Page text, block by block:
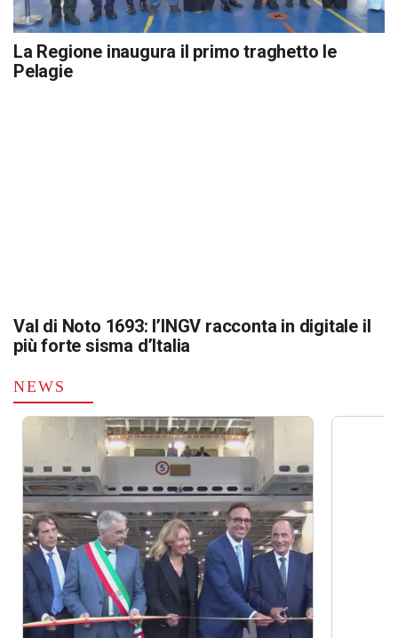
La Regione inaugura il primo traghetto le
Pelagie
Val di Noto 1693: l’INGV racconta in digitale il
più forte sisma d’Italia
NEWS